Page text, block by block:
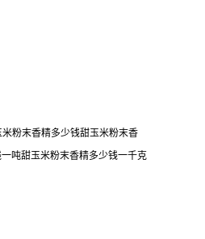
粉末香精多少钱甜玉米粉末香
吨甜玉米粉末香精多少钱一千克